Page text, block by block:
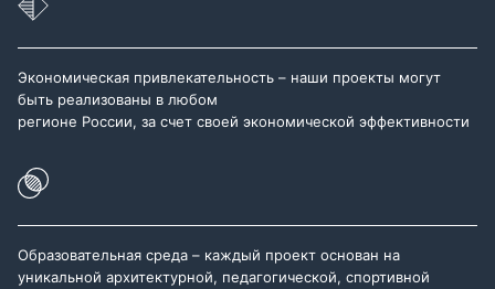
Экономическая привлекательность – наши проекты могут
быть реализованы в любом
регионе России, за счет своей экономической эффективности
Образовательная среда – каждый проект основан на
уникальной архитектурной, педагогической, спортивной